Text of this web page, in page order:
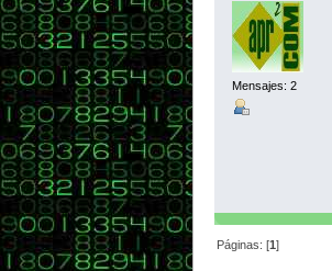
Mensajes: 2
Páginas: [1]